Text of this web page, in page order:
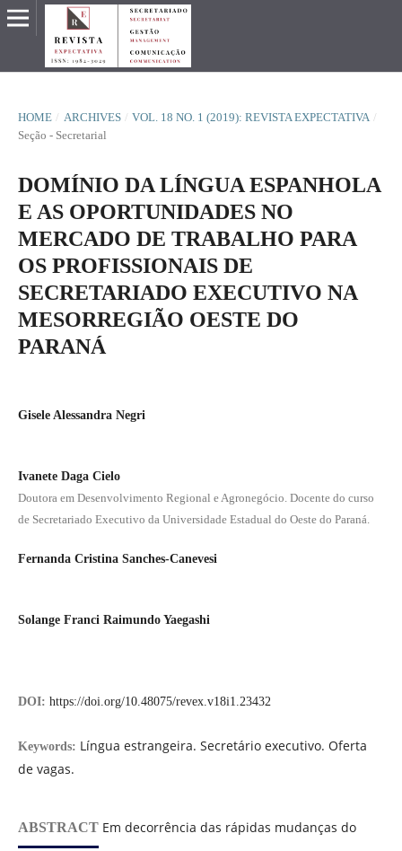
HOME / ARCHIVES / VOL. 18 NO. 1 (2019): REVISTA EXPECTATIVA /
Seção - Secretarial
DOMÍNIO DA LÍNGUA ESPANHOLA
E AS OPORTUNIDADES NO
MERCADO DE TRABALHO PARA
OS PROFISSIONAIS DE
SECRETARIADO EXECUTIVO NA
MESORREGIÃO OESTE DO
PARANÁ
Gisele Alessandra Negri
Ivanete Daga Cielo
Doutora em Desenvolvimento Regional e Agronegócio. Docente do curso
de Secretariado Executivo da Universidade Estadual do Oeste do Paraná.
Fernanda Cristina Sanches-Canevesi
Solange Franci Raimundo Yaegashi
DOI: https://doi.org/10.48075/revex.v18i1.23432
Keywords: Língua estrangeira. Secretário executivo. Oferta
de vagas.
ABSTRACTEm decorrência das rápidas mudanças do